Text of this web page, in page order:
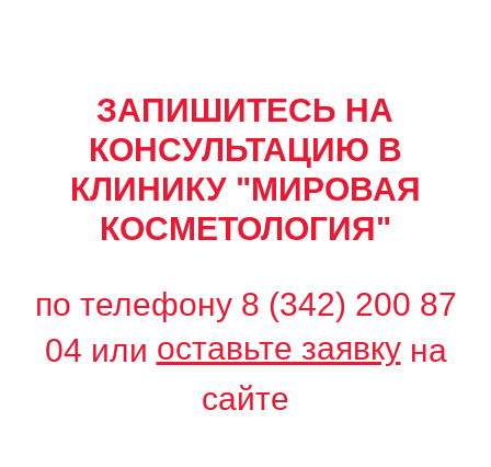
ЗАПИШИТЕСЬ НА
КОНСУЛЬТАЦИЮ В
КЛИНИКУ "МИРОВАЯ
КОСМЕТОЛОГИЯ"
по телефону 8 (342) 200 87
04 или оставьте заявкуна
сайте